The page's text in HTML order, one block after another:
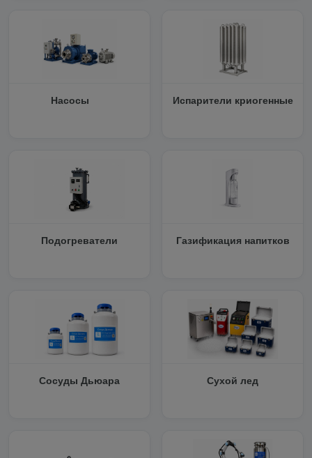
Насосы Испарители криогенные
Подогреватели Газификация напитков
Сосуды Дьюара Сухой лед